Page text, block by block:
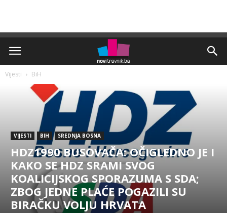
Vijesti BiH
VIJESTI BIH SREDNJA BOSNA
HDZ1990 BUSOVAČA: OČIGLEDNO JE I
KAKO SE HDZ SRAMI SVOG
KOALICIJSKOG SPORAZUMA S SDA;
ZBOG JEDNE PLAĆE POGAZILI SU
BIRAČKU VOLJU HRVATA